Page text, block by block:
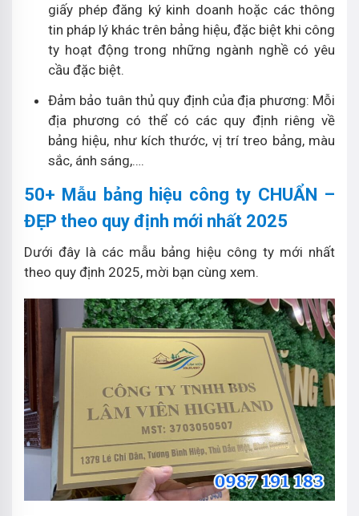
giấy phép đăng ký kinh doanh hoặc các thông
tin pháp lý khác trên bảng hiệu, đặc biệt khi công
ty hoạt động trong những ngành nghề có yêu
cầu đặc biệt.
Đảm bảo tuân thủ quy định của địa phương: Mỗi
địa phương có thể có các quy định riêng về
bảng hiệu, như kích thước, vị trí treo bảng, màu
sắc, ánh sáng,….
50+ Mẫu bảng hiệu công ty CHUẨN –
ĐẸP theo quy định mới nhất 2025
Dưới đây là các mẫu bảng hiệu công ty mới nhất
theo quy định 2025, mời bạn cùng xem.